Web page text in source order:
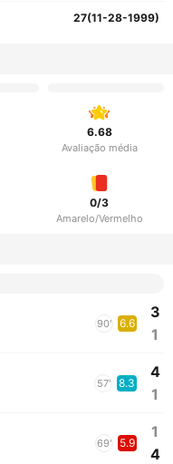
27(11-28-1999)
6.68
Avaliação média
0/3
Amarelo/Vermelho
90' 6.6
3
1
57' 8.3
4
1
69' 5.9
1
4